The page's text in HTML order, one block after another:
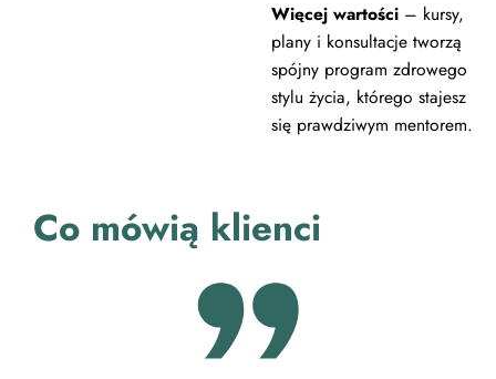
Więcej wartości – kursy,
plany i konsultacje tworzą
spójny program zdrowego
stylu życia, którego stajesz
się prawdziwym mentorem.
Co mówią klienci